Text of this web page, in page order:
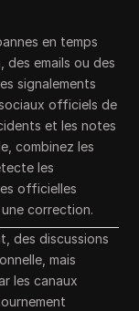
en temps
emails ou des
signalements
officiels de
et les notes
combinez les
les
officielles
correction.
des discussions
mais
les canaux